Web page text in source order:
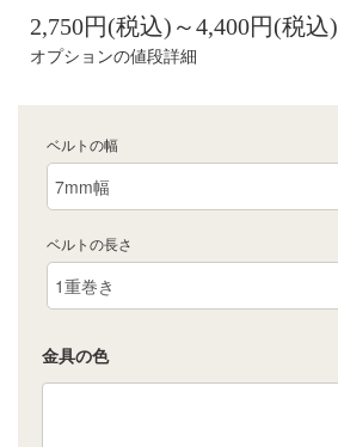
2,750円(税込)～4,400円(税込)
オプションの値段詳細
ベルトの幅
ベルトの長さ
金具の色